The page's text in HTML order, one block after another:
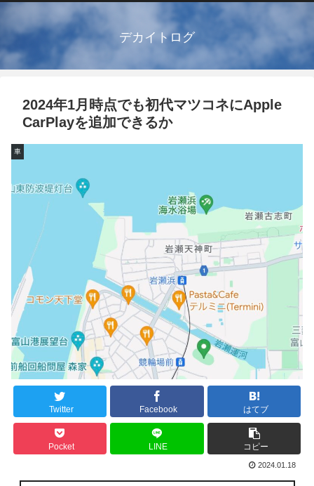
デカイトログ
2024年1月時点でも初代マツコネにApple
CarPlayを追加できるか
車
Twitter Facebook はてブ
Pocket LINE コピー
2024.01.18